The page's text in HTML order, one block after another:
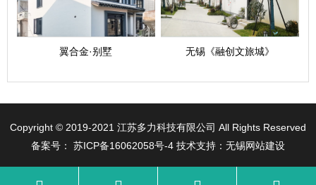
翼合金·别墅 无锡《融创文旅城》
Copyright © 2019-2021 江苏多力科技有限公司 All Rights Reserved
备案号：
苏ICP备16062058号-4 技术支持：无锡网站建设